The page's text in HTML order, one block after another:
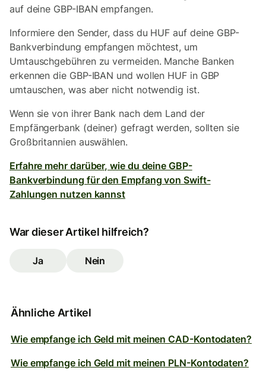
auf deine GBP-IBAN empfangen.
Informiere den Sender, dass du HUF auf deine GBP-
Bankverbindung empfangen möchtest, um
Umtauschgebühren zu vermeiden. Manche Banken
erkennen die GBP-IBAN und wollen HUF in GBP
umtauschen, was aber nicht notwendig ist.
Wenn sie von ihrer Bank nach dem Land der
Empfängerbank (deiner) gefragt werden, sollten sie
Großbritannien auswählen.
Erfahre mehr darüber, wie du deine GBP-
Bankverbindung für den Empfang von Swift-
Zahlungen nutzen kannst
War dieser Artikel hilfreich?
Ja Nein
Ähnliche Artikel
Wie empfange ich Geld mit meinen CAD-Kontodaten?
Wie empfange ich Geld mit meinen PLN-Kontodaten?